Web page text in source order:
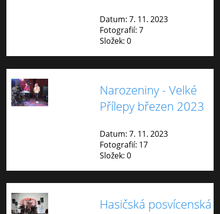
Datum: 7. 11. 2023
Fotografií: 7
Složek: 0
Narozeniny - Velké
Přílepy březen 2023
Datum: 7. 11. 2023
Fotografií: 17
Složek: 0
Hasičská posvícenská